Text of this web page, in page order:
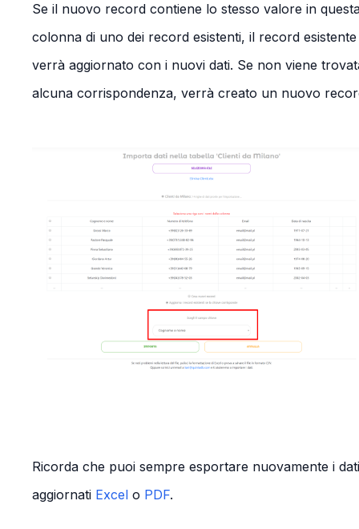
Se il nuovo record contiene lo stesso valore in
colonna di uno dei record esistenti, il record esistente
verrà aggiornato con i nuovi dati. Se non viene
alcuna corrispondenza, verrà creato un nuovo
Ricorda che puoi sempre esportare nuovamente i dati
aggiornati Excel o PDF.